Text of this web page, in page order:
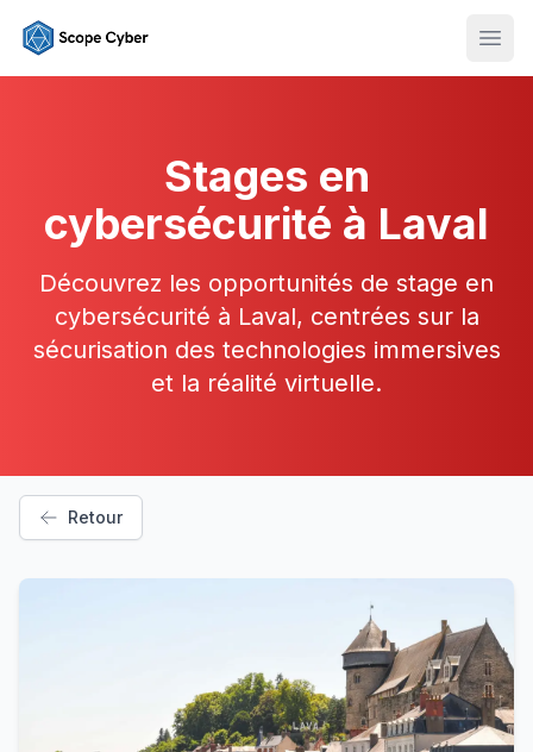
Stages en
cybersécurité à Laval
Découvrez les opportunités de stage en
cybersécurité à Laval, centrées sur la
sécurisation des technologies immersives
et la réalité virtuelle.
Retour